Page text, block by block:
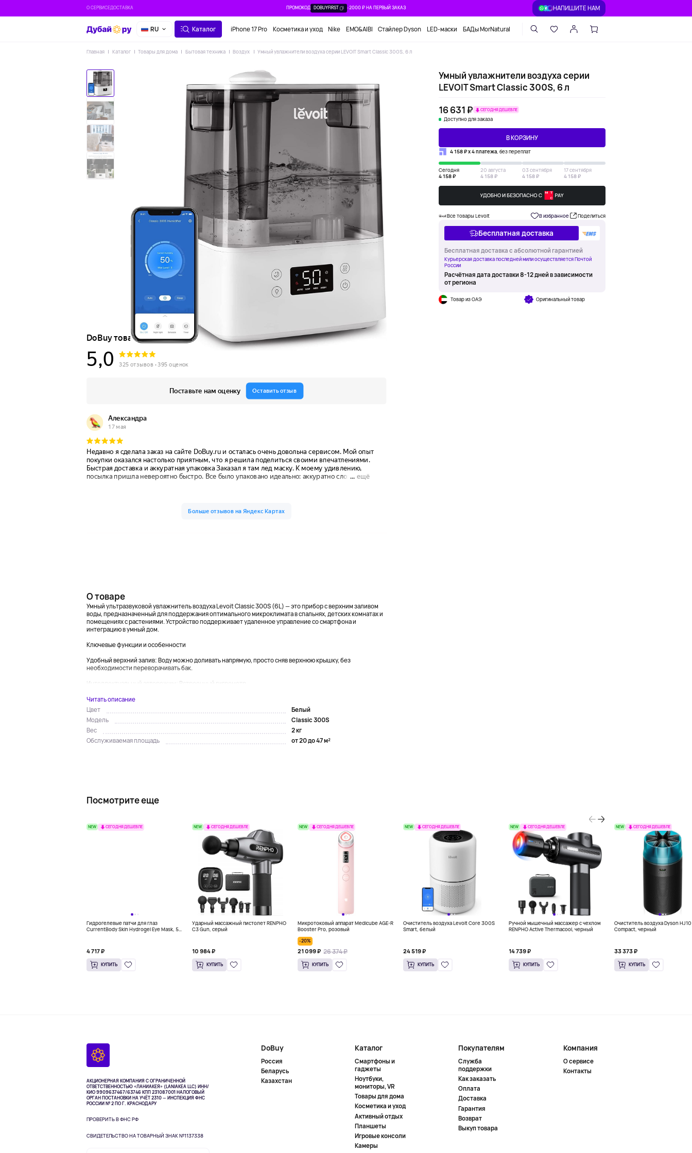
О СЕРВИСЕДОСТАВКА ПРОМОКОД DOBUYFIRST -2000 ₽ НА ПЕРВЫЙ ЗАКАЗ НАПИШИТЕ НАМ
RU Каталог iPhone 17 Pro Косметика и уход Nike EMO&AIBI Стайлер Dyson LED-маски БАДы MorNatural
Главная Каталог Товары для дома Бытовая техника Воздух Умный увлажнители воздуха серии LEVOIT Smart Classic 300S, 6 л
Умный увлажнители воздуха серии
LEVOIT Smart Classic 300S, 6 л
16 631 ₽
СЕГОДНЯ ДЕШЕВЛЕ
Доступно для заказа
В КОРЗИНУ
4 158 ₽ х 4 платежа, без переплат
Сегодня
4 158 ₽
20 августа
4 158 ₽
03 сентября
4 158 ₽
17 сентября
4 158 ₽
Все товары Levoit В избранное Поделиться
Бесплатная доставка
Бесплатная доставка с абсолютной гарантией
Курьерская доставка последней мили осуществляется Почтой
России
Расчётная дата доставки 8-12 дней в зависимости
от региона
Товар из ОАЭ Оригинальный товар
О товаре
Умный ультразвуковой увлажнитель воздуха Levoit Classic 300S (6L) — это прибор с верхним заливом
воды, предназначенный для поддержания оптимального микроклимата в спальнях, детских комнатах и
помещениях с растениями. Устройство поддерживает удаленное управление со смартфона и
интеграцию в умный дом.
Ключевые функции и особенности
Удобный верхний залив: Воду можно доливать напрямую, просто сняв верхнюю крышку, без
необходимости переворачивать бак.
Интеллектуальный авторежим: Встроенный гигрометр...
Читать описание
Цвет
Белый
Модель
Classic 300S
Вес
2 кг
Обслуживаемая площадь
от 20 до 47 м²
Посмотрите еще
NEW СЕГОДНЯ ДЕШЕВЛЕ
Гидрогелевые патчи для глаз
CurrentBody Skin Hydrogel Eye Mask, 5
4 717 ₽
КУПИТЬ
NEW СЕГОДНЯ ДЕШЕВЛЕ
Ударный массажный пистолет RENPHO
C3 Gun, серый
10 984 ₽
КУПИТЬ
NEW СЕГОДНЯ ДЕШЕВЛЕ
Микротоковый аппарат Medicube AGE-R
Booster Pro, розовый
-20%
21 099 ₽ 26 374 ₽
КУПИТЬ
NEW СЕГОДНЯ ДЕШЕВЛЕ
Очиститель воздуха Levoit Core 300S
Smart, белый
24 519 ₽
КУПИТЬ
NEW СЕГОДНЯ ДЕШЕВЛЕ
Ручной мышечный массажер с чехлом
RENPHO Active Thermacool, черный
14 739 ₽
КУПИТЬ
NEW СЕГОДНЯ ДЕШЕВЛЕ
Очиститель воздуха Dyson
Compact, черный
33 373 ₽
КУПИТЬ
АКЦИОНЕРНАЯ КОМПАНИЯ С ОГРАНИЧЕННОЙ
ОТВЕТСТВЕННОСТЬЮ «ЛАНИАКЕЯ» (LANIAKEA LLC) ИНН/
КИО 9909637467/63746 КПП 231087001НАЛОГОВЫЙ
ОРГАН ПОСТАНОВКИ НА УЧЁТ 2310 — ИНСПЕКЦИЯ ФНС
РОССИИ № 2 ПО Г. КРАСНОДАРУ
ПРОВЕРИТЬ В ФНС РФ
СВИДЕТЕЛЬСТВО НА ТОВАРНЫЙ ЗНАК №1137338
DoBuy
Россия
Беларусь
Казахстан
Каталог
Смартфоны и
гаджеты
Ноутбуки,
мониторы, VR
Товары для дома
Косметика и уход
Активный отдых
Планшеты
Игровые консоли
Камеры
Покупателям
Служба
поддержки
Как заказать
Оплата
Доставка
Гарантия
Возврат
Выкуп товара
Компания
О сервисе
Контакты